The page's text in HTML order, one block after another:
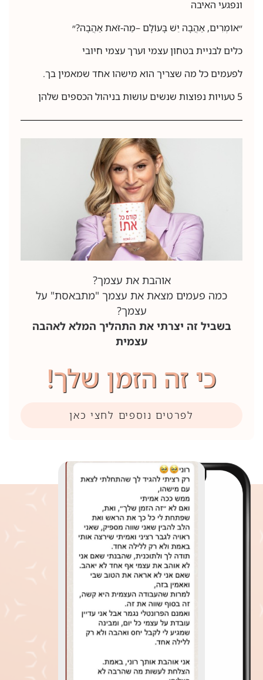
ונפגעי האיבה
״אוֹמְרִים, אַהֲבָה יֵשׁ בָּעוֹלָם –מַה-זֹּאת אַהֲבָה?״
כלים לבניית בטחון עצמי וערך עצמי חיובי
לפעמים כל מה שצריך הוא מישהו אחד שמאמין בך.
5 טעויות נפוצות שנשים עושות בניהול הכספים שלהן
אוהבת את עצמך?
כמה פעמים מצאת את עצמך "מתבאסת" על
עצמך?
בשביל זה יצרתי את התהליך המלא לאהבה
עצמית
כי זה הזמן שלך!
לפרטים נוספים לחצי כאן